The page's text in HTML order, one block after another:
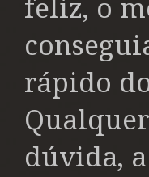
feliz, o
rápido
dúvida,